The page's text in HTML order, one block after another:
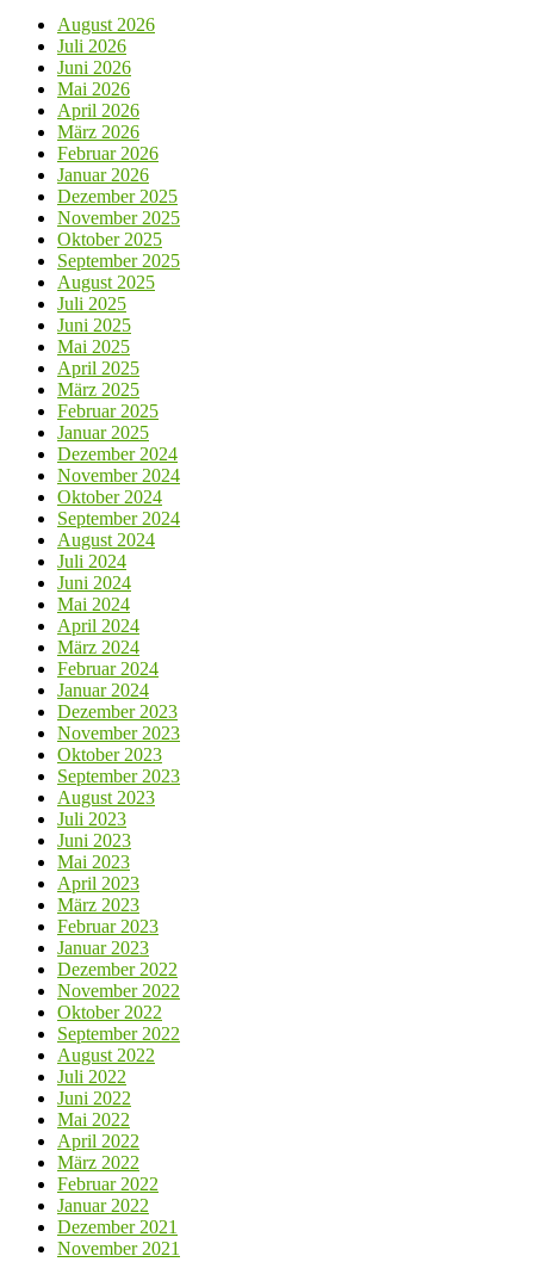
August 2026
Juli 2026
Juni 2026
Mai 2026
April 2026
März 2026
Februar 2026
Januar 2026
Dezember 2025
November 2025
Oktober 2025
September 2025
August 2025
Juli 2025
Juni 2025
Mai 2025
April 2025
März 2025
Februar 2025
Januar 2025
Dezember 2024
November 2024
Oktober 2024
September 2024
August 2024
Juli 2024
Juni 2024
Mai 2024
April 2024
März 2024
Februar 2024
Januar 2024
Dezember 2023
November 2023
Oktober 2023
September 2023
August 2023
Juli 2023
Juni 2023
Mai 2023
April 2023
März 2023
Februar 2023
Januar 2023
Dezember 2022
November 2022
Oktober 2022
September 2022
August 2022
Juli 2022
Juni 2022
Mai 2022
April 2022
März 2022
Februar 2022
Januar 2022
Dezember 2021
November 2021